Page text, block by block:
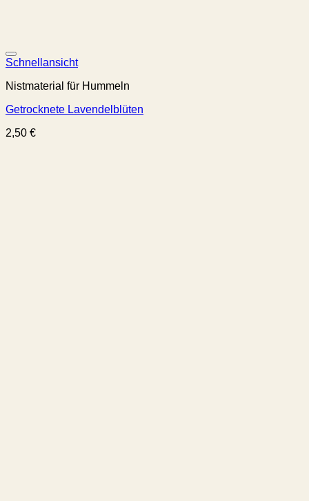
Schnellansicht
Nistmaterial für Hummeln
Getrocknete Lavendelblüten
2,50 €